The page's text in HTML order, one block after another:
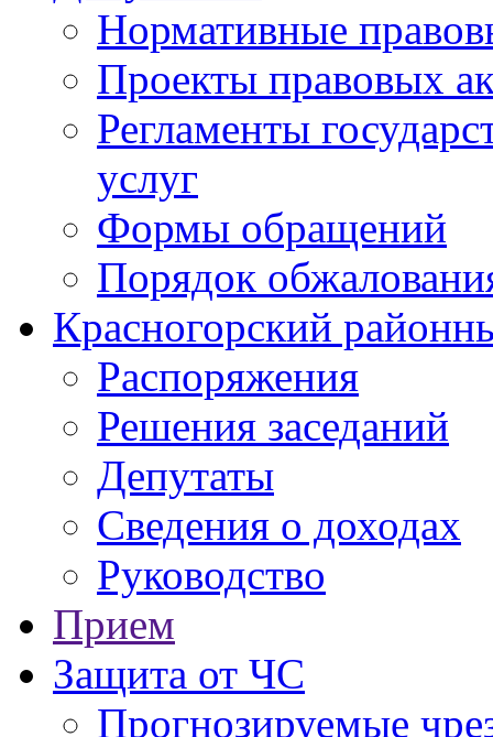
Нормативные
Проекты правовых
Регламенты
услуг
Формы обращений
Порядок
Красногорский
Распоряжения
Решения заседаний
Депутаты
Сведения о доходах
Руководство
Прием
Защита от ЧС
Прогнозируемые